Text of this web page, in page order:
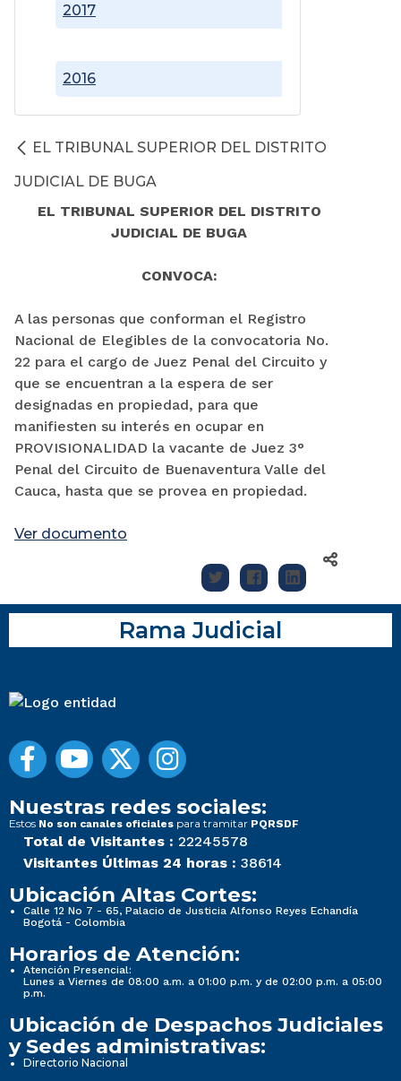
2016
2017
EL TRIBUNAL SUPERIOR DEL DISTRITO
JUDICIAL DE BUGA
EL TRIBUNAL SUPERIOR DEL DISTRITO
JUDICIAL DE BUGA
CONVOCA:
A las personas que conforman el Registro
Nacional de Elegibles de la convocatoria No.
22 para el cargo de Juez Penal del Circuito y
que se encuentran a la espera de ser
designadas en propiedad, para que
manifiesten su interés en ocupar en
PROVISIONALIDAD la vacante de Juez 3°
Penal del Circuito de Buenaventura Valle del
Cauca, hasta que se provea en propiedad.
Ver documento
Rama Judicial
Nuestras redes sociales:
Estos No son canales oficiales para tramitar PQRSDF
Total de Visitantes : 22245578
Visitantes Últimas 24 horas : 38614
Ubicación Altas Cortes:
Calle 12 No 7 - 65, Palacio de Justicia Alfonso Reyes Echandía
Bogotá - Colombia
Horarios de Atención:
Atención Presencial:
Lunes a Viernes de 08:00 a.m. a 01:00 p.m. y de 02:00 p.m. a 05:00
p.m.
Ubicación de Despachos Judiciales
y Sedes administrativas:
Directorio Nacional